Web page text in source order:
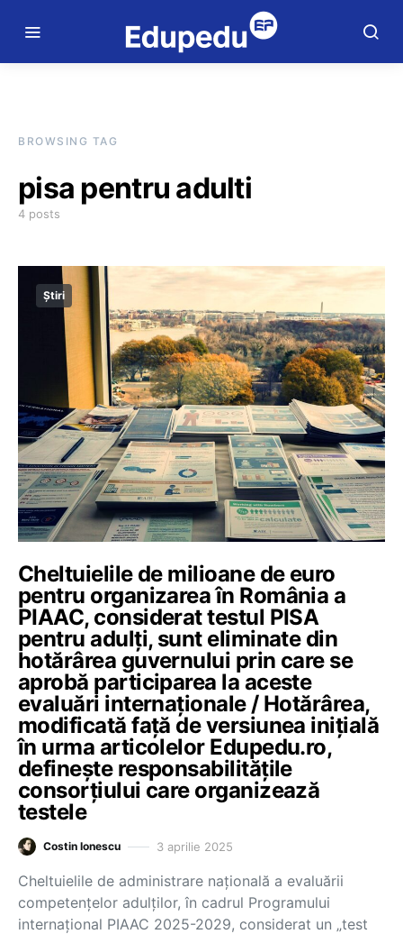
BROWSING TAG
pisa pentru adulti
4 posts
Știri
Cheltuielile de milioane de euro
pentru organizarea în România a
PIAAC, considerat testul PISA
pentru adulți, sunt eliminate din
hotărârea guvernului prin care se
aprobă participarea la aceste
evaluări internaționale / Hotărârea,
modificată față de versiunea inițială
în urma articolelor Edupedu.ro,
definește responsabilitățile
consorțiului care organizează
testele
Costin Ionescu 3 aprilie 2025
Cheltuielile de administrare națională a evaluării
competențelor adulților, în cadrul Programului
internațional PIAAC 2025-2029, considerat un „test